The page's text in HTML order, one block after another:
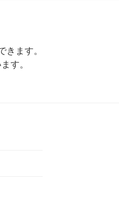
ます。
す。